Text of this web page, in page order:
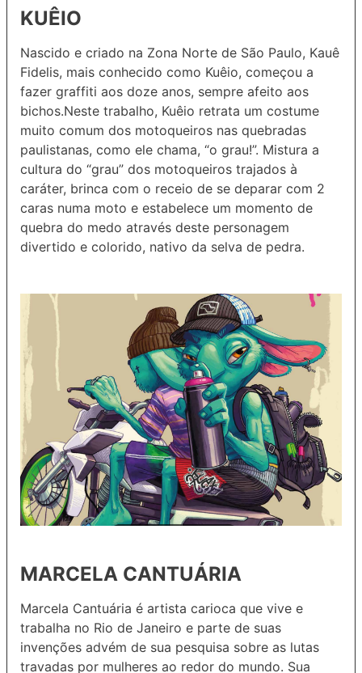
KUÊIO
Nascido e criado na Zona Norte de São Paulo, Kauê
Fidelis, mais conhecido como Kuêio, começou a
fazer graffiti aos doze anos, sempre afeito aos
bichos.Neste trabalho, Kuêio retrata um costume
muito comum dos motoqueiros nas quebradas
paulistanas, como ele chama, “o grau!”. Mistura a
cultura do “grau” dos motoqueiros trajados à
caráter, brinca com o receio de se deparar com 2
caras numa moto e estabelece um momento de
quebra do medo através deste personagem
divertido e colorido, nativo da selva de pedra.
MARCELA CANTUÁRIA
Marcela Cantuária é artista carioca que vive e
trabalha no Rio de Janeiro e parte de suas
invenções advém de sua pesquisa sobre as lutas
travadas por mulheres ao redor do mundo. Sua